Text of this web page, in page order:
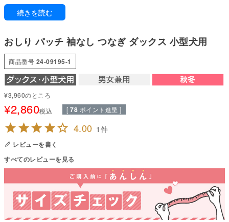
かわいいおちりにきゅん。
使い勝手の良い裏毛は、ラメ入りの柔らか素材!デイリーに使えるかと思った
ら!おちりのモチーフが可愛くってきゅんきゅんしちゃう。
ステル2%)
●パッチ部分：珊瑚フリース(ポリエステル100%)
●部分使い：30スパンフライス(綿95%・ポリウレタン5%)
●日本製：MADE IN JAPAN
●伸縮性(5段階)：4
●厚さ(5段階)：3
●お洗濯について：手洗い又は、洗濯ネットを使用。アイロンは、当て布を
して中温。 ファスナー・ボタン・面テープがある商品は、しっかり止めた状
態で洗濯をしてください
心地をお楽しみください。
コレクション：【2023年秋冬新作】
対象犬種
カニンヘン・ミニチュアダックス、ダックスフンド、シーズー、チワワ、パ
ピヨン、ポメラニアン、マルチーズ、トイプードル、ミニチュアシュナウザ
続きを読む
おしり パッチ 袖なし つなぎ ダックス 小型犬用
商品番号 24-09195-1
¥3,960のところ
¥2,860税込 [ 78 ポイント進呈 ]
4.00 1
レビューを書く
すべてのレビューを見る